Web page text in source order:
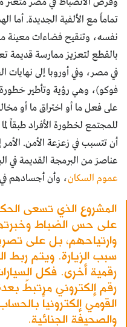
تماماً مع الألفية الجديدة. أما
نفسه، وتنقيح فضاءات معينة
بالقطع لتعزيز ممارسة قديمة
في مصر، وفي أوروبا إلى
فوكو)، وهي رؤية وتأطير
على فعل ما أو اختراق ما أو
للمجتمع لخطورة الأفراد طبقاً
أن تتسبب في زعزعة الأمن.
عناصرَ من البرمجة القديمة في
عموم السكان، وأن أجسادهم
المشروع الذي تسعى
على حس الضباط وخبرتهم
وارتياحهم، بل على
سبب الزيارة. ويتم
رقمية أخرى. فكل
رقم إلكتروني مرتبطٌ
القومي إلكترونياً
والصحيفة الجنائية.